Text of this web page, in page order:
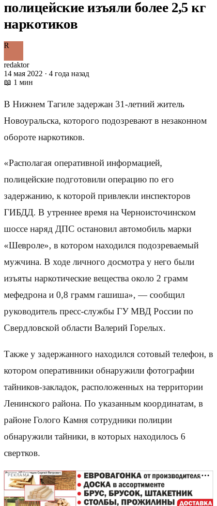
полицейские изъяли более 2,5 кг
наркотиков
R
redaktor
14 мая 2022 · 4 года назад
📖 1 мин
В Нижнем Тагиле задержан 31-летний житель
Новоуральска, которого подозревают в незаконном
обороте наркотиков.
«Располагая оперативной информацией,
полицейские подготовили операцию по его
задержанию, к которой привлекли инспекторов
ГИБДД. В утреннее время на Черноисточинском
шоссе наряд ДПС остановил автомобиль марки
«Шевроле», в котором находился подозреваемый
мужчина. В ходе личного досмотра у него были
изъяты наркотические вещества около 2 грамм
мефедрона и 0,8 грамм гашиша», — сообщил
руководитель пресс-службы ГУ МВД России по
Свердловской области Валерий Горелых.
Также у задержанного находился сотовый телефон, в
котором оперативники обнаружили фотографии
тайников-закладок, расположенных на территории
Ленинского района. По указанным координатам, в
районе Голого Камня сотрудники полиции
обнаружили тайники, в которых находилось 6
свертков.
РЕКЛАМА